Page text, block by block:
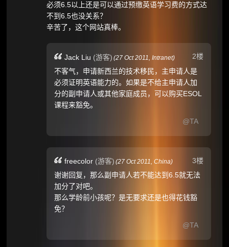
必须6.5以上还是可以通过预缴英语学习费的方式达
不到6.5也没关系？
辛苦了，这个网站真棒。
2楼
Jack Liu (游客) (27 Oct 2011,Intranet)
不客气，申请新西兰的技术移民，主申请人是
必须证明英语能力的。如果是不给主申请人加
分的副申请人或其他家庭成员，可以购买ESOL
课程来豁免。
@TA
3楼
freecolor (游客) (27 Oct 2011,China)
谢谢回复，那么副申请人若不能达到6.5就无法
加分了对吧。
那么学龄前小孩呢？是无要求还是也得花钱豁
免？
@TA